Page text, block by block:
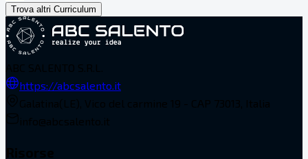
Trova altri Curriculum
https://abcsalento.it